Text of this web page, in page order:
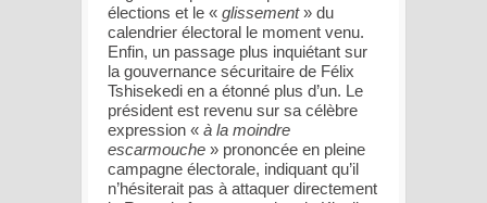
élections et le « glissement» du
calendrier électoral le moment venu.
Enfin, un passage plus inquiétant sur
la gouvernance sécuritaire de Félix
Tshisekedi en a étonné plus d’un. Le
président est revenu sur sa célèbre
expression « à la moindre
escarmouche » prononcée en pleine
campagne électorale, indiquant qu’il
n’hésiterait pas à attaquer directement